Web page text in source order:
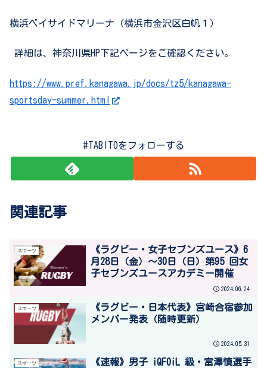
横浜ベイサイドマリーナ（横浜市金沢区白帆１）
詳細は、神奈川県HP下記ページをご確認ください。
https://www.pref.kanagawa.jp/docs/tz5/kanagawa-
sportsday-summer.html
#TABITOをフォローする
関連記事
スポーツ
《ラグビー・女子セブンズユース》6
月28日（金）～30日（日）第95 回女
子セブンズユースアカデミー開催
2024.06.24
スポーツ
《ラグビー・日本代表》宮崎合宿参加
メンバー発表（随時更新）
2024.05.31
スポーツ 《速報》男子 iQFOiL 級・富澤慎選手